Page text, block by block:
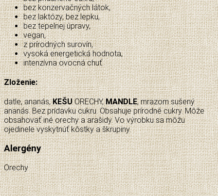
bez konzervačných látok,
bez laktózy, bez lepku,
bez tepelnej úpravy,
vegan,
z prírodných surovín,
vysoká energetická hodnota,
intenzívna ovocná chuť.
Zloženie:
datle, ananás,KEŠUORECHY,MANDLE, mrazom sušený
ananás. Bez prídavku cukru. Obsahuje prírodné cukry. Môže
obsahovať iné orechy a arašidy. Vo výrobku sa môžu
ojedinele vyskytnúť kôstky a škrupiny.
Alergény
Orechy